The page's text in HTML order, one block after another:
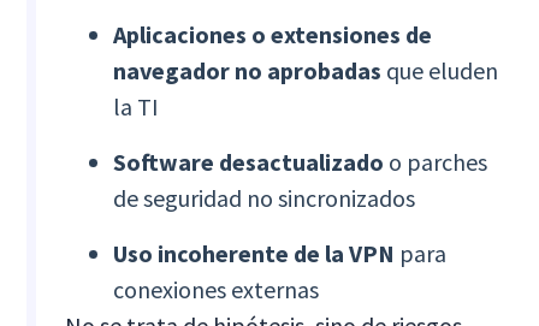
Aplicaciones o extensiones de
navegador no aprobadas que eluden
la TI
Software desactualizado o parches
de seguridad no sincronizados
Uso incoherente de la VPN para
conexiones externas